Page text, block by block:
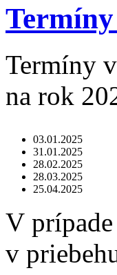
Termíny
na rok
03.01.2025
31.01.2025
28.02.2025
28.03.2025
25.04.2025
V
v